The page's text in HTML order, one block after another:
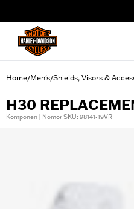
Home/Men's/Shields, Visors &
H30
Komponen | Nomor SKU: 98141-19VR